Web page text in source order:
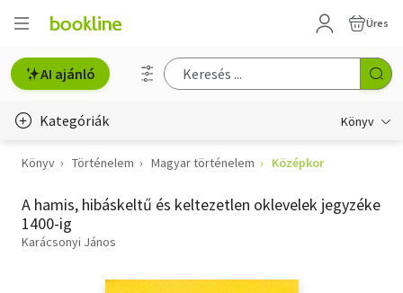
Üres
AI ajánló
Kategóriák Könyv
Életmód, egészség
Erotika
Gyermek- és ifjúsági
Hobbi, szabadidő
Könyv Történelem Magyar történelem Középkor
A hamis, hibáskeltű és keltezetlen oklevelek jegyzéke
1400-ig
Karácsonyi János